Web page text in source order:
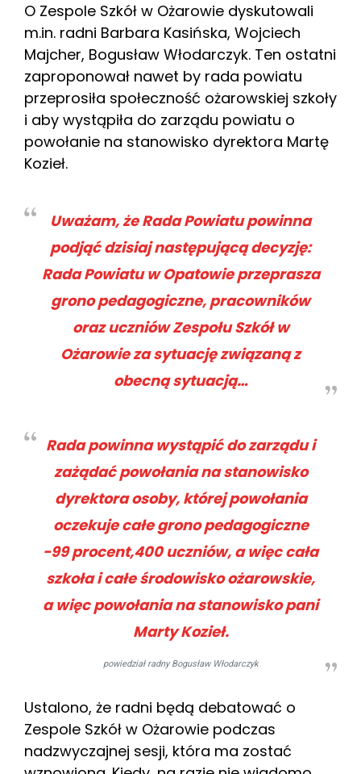
O Zespole Szkół w Ożarowie dyskutowali
m.in. radni Barbara Kasińska, Wojciech
Majcher, Bogusław Włodarczyk. Ten ostatni
zaproponował nawet by rada powiatu
przeprosiła społeczność ożarowskiej szkoły
i aby wystąpiła do zarządu powiatu o
powołanie na stanowisko dyrektora Martę
Kozieł.
Uważam, że Rada Powiatu powinna
podjąć dzisiaj następującą decyzję:
Rada Powiatu w Opatowie przeprasza
grono pedagogiczne, pracowników
oraz uczniów Zespołu Szkół w
Ożarowie za sytuację związaną z
obecną sytuacją…
Rada powinna wystąpić do zarządu i
zażądać powołania na stanowisko
dyrektora osoby, której powołania
oczekuje całe grono pedagogiczne
-99 procent,400 uczniów, a więc cała
szkoła i całe środowisko ożarowskie,
a więc powołania na stanowisko pani
Marty Kozieł.
powiedział radny Bogusław Włodarczyk
Ustalono, że radni będą debatować o
Zespole Szkół w Ożarowie podczas
nadzwyczajnej sesji, która ma zostać